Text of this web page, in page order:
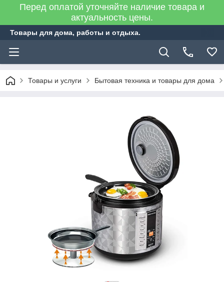
Перед оплатой уточняйте наличие товара и
актуальность цены.
Товары для дома, работы и отдыха.
Товары и услуги Бытовая техника и товары для дома